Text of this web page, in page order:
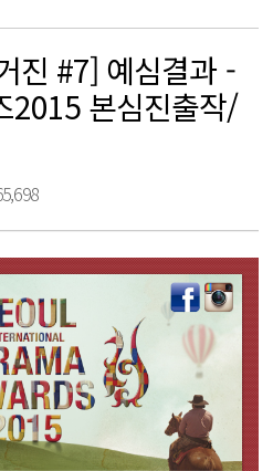
진 #7] 예심결과 -
2015 본심진출작/